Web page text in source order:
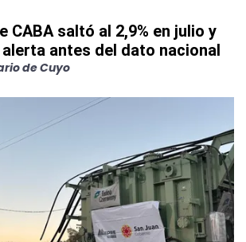
CABA saltó al 2,9% en julio y
antes del dato nacional
de Cuyo